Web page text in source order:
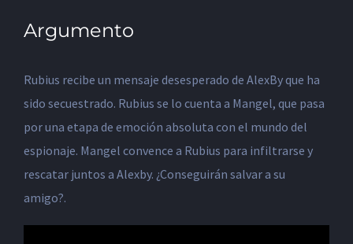
Argumento
Rubius recibe un mensaje desesperado de AlexBy que ha
sido secuestrado. Rubius se lo cuenta a Mangel, que pasa
por una etapa de emoción absoluta con el mundo del
espionaje. Mangel convence a Rubius para infiltrarse y
rescatar juntos a Alexby. ¿Conseguirán salvar a su
amigo?.